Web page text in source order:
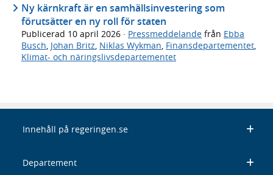
Ny kärnkraft är en samhällsinvestering som
förutsätter en ny roll för staten
Publicerad 10 april 2026 · Pressmeddelande från Ebba
Busch Johan Britz Niklas Wykman Finansdepartementet
Klimat- och näringslivsdepartementet
Innehåll på regeringen.se
Departement